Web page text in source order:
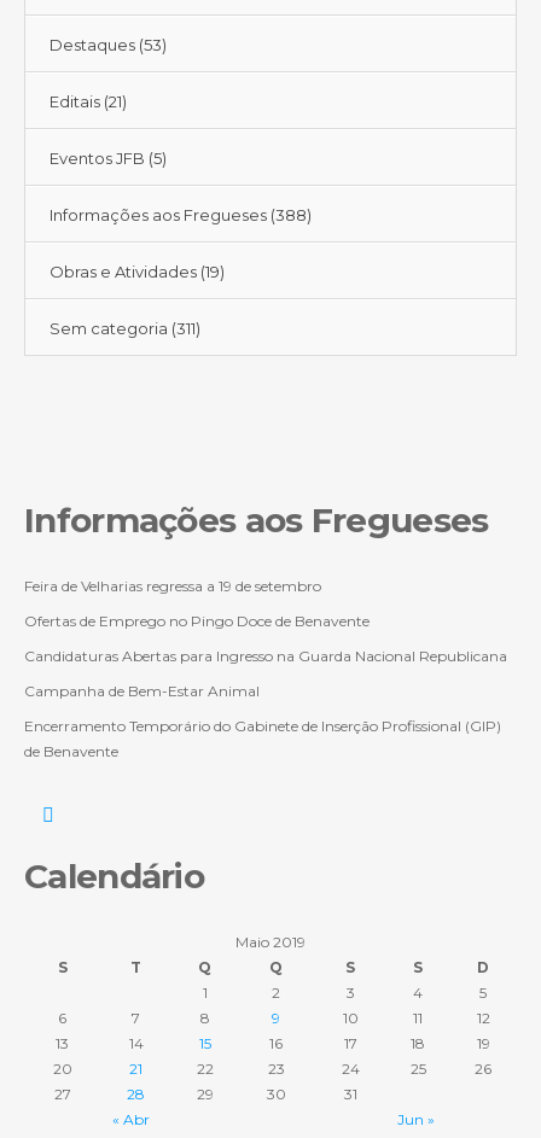
Destaques (53)
Editais (21)
Eventos JFB (5)
Informações aos Fregueses (388)
Obras e Atividades (19)
Sem categoria (311)
Informações aos Fregueses
Feira de Velharias regressa a 19 de setembro
Ofertas de Emprego no Pingo Doce de Benavente
Candidaturas Abertas para Ingresso na Guarda Nacional Republicana
Campanha de Bem-Estar Animal
Encerramento Temporário do Gabinete de Inserção Profissional (GIP)
de Benavente
Calendário
Maio 2019
S
T Q Q S S D
« Abr Jun »
1 2 3 4
5
6
7 8 9 10 11
12
13
14 15 16 17 18
19
20
21 22 23 24 25
26
27
28 29 30 31